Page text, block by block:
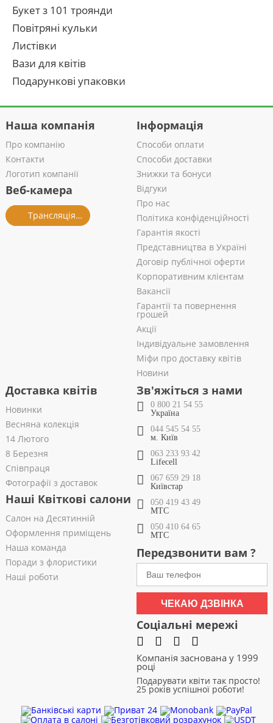
Букет з 101 троянди
Повітряні кульки
Листівки
Вази для квітів
Подарункові упаковки
Наша компанія
Про компанію
Контакти
Логотип компанії
Веб-камера
Трансляція із салону
Інформація
Способи оплати
Способи доставки
Знижки та бонуси
Відгуки
Про нас
Політика конфіденційності
Гарантія якості
Представництва в Україні
Договір публічної оферти
Корпоративним клієнтам
Вакансії
Гарантії та повернення
грошей
Акції
Індивідуальне замовлення
Міфи про доставку квітів
Новини
Доставка квітів
Новинки
Весняна колекція
14 Лютого
8 Березня
Співпраця
Фотографії з доставок
Наші Квіткові салони
Салон на Десятинній
Оформлення приміщень
Наша команда
Поради з флористики
Наші роботи
Зв'яжіться з нами
0 800 21 54 55
Україна
044 545 54 55
м. Київ
063 233 93 42
Lifecell
067 659 29 18
Київстар
050 419 43 49
МТС
050 410 64 65
МТС
Передзвонити вам ?
ЧЕКАЮ ДЗВІНКА
Соціальні мережі
Компанія заснована у 1999
році
Подарувати квіти так просто!
25 років успішної роботи!